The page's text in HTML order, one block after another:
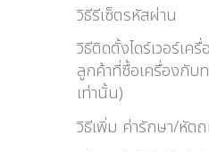
วิธีรีเซ็ตรหัสผ่าน
วิธีติดตั้งไดร์เวอร์เค
ลูกค้าที่ซื้อเครื่องกับ
เท่านั้น)
วิธีเพิ่ม ค่ารักษา/หัต